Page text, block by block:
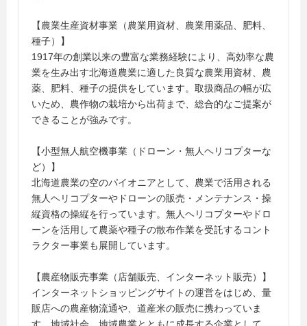
【農業生産資材事業（農業用資材、農業用薬品、肥料、
種子）】
1917年の創業以来の豊富な業務経験により、高効率な農
業を生み出す北海道農業に適した良質な農業用資材、農
薬、肥料、種子の提供をしています。取扱商品の幅が広
いため、農作物の栽培から出荷まで、総合的なご提案が
できることが強みです。
【小型無人航空機事業（ドローン・無人ヘリコプターな
ど）】
北海道農業の空のパイオニアとして、農業で活用される
無人ヘリコプターやドローンの販売・メンテナンス・操
縦資格の操縦を行っています。無人ヘリコプターやドロ
ーンを活用して農薬や種子の散布作業を受託するコント
ラクター事業も展開しています。
【農産物販売事業（店舗販売、インターネット販売）】
インターネットショッピングサイトの運営をはじめ、量
販店への農産物流通や、道産米の販売に携わっていま